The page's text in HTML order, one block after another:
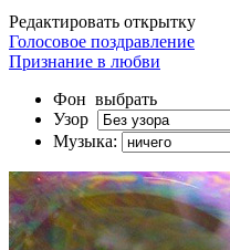
Редактировать открытку
Голосовое поздравление
Признание в любви
Фон выбрать
Узор
Музыка: